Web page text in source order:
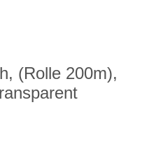
(Rolle 200m),